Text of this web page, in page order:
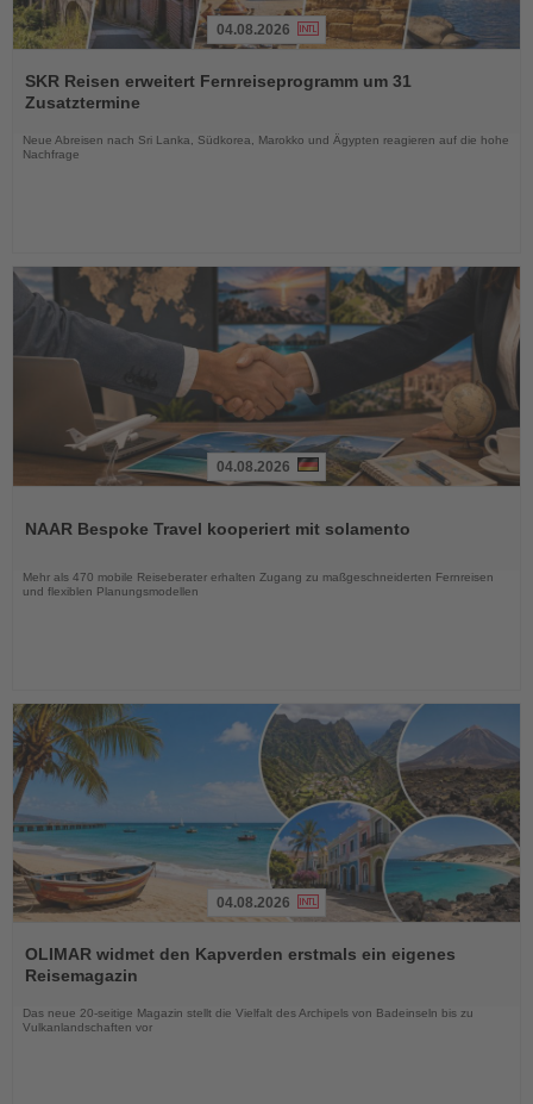
Sie
die
04.08.2026
SKR Reisen erweitert Fernreiseprogramm um 31
Zusatztermine
Neue Abreisen nach Sri Lanka, Südkorea, Marokko und Ägypten reagieren auf die hohe
Nachfrage
die
04.08.2026
NAAR Bespoke Travel kooperiert mit solamento
Mehr als 470 mobile Reiseberater erhalten Zugang zu maßgeschneiderten Fernreisen
und flexiblen Planungsmodellen
Sie
die
Nachrichten
04.08.2026
OLIMAR widmet den Kapverden erstmals ein eigenes
Reisemagazin
Das neue 20-seitige Magazin stellt die Vielfalt des Archipels von Badeinseln bis zu
Vulkanlandschaften vor